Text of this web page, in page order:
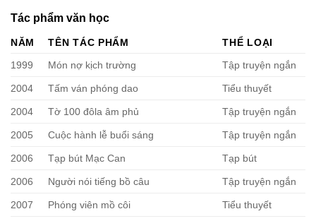
Tác phẩm văn học
NĂM TÊN TÁC PHẨM
THỂ LOẠI
1999
Món nợ kịch trường Tập truyện ngắn
2004 Tấm ván phóng dao Tiểu thuyết
2004 Tờ 100 đôla âm phủ Tập truyện ngắn
2005 Cuộc hành lễ buổi sáng Tập truyện ngắn
2006 Tạp bút Mạc Can Tạp bút
2006 Người nói tiếng bồ câu Tập truyện ngắn
2007 Phóng viên mồ côi Tiểu thuyết